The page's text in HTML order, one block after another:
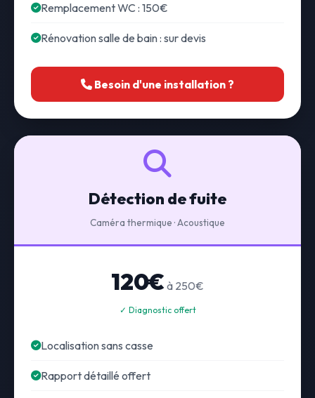
Remplacement WC : 150€
Rénovation salle de bain : sur devis
Besoin d'une installation ?
Détection de fuite
Caméra thermique · Acoustique
120€ à 250€
✓ Diagnostic offert
Localisation sans casse
Rapport détaillé offert